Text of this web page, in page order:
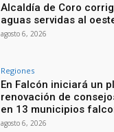
Alcaldía de Coro
aguas servidas al
agosto 6, 2026
Regiones
En Falcón iniciará un
renovación de
en 13 municipios
agosto 6, 2026